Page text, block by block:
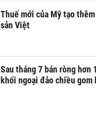
Thuế mới của Mỹ tạo
sản Việt
Sau tháng 7 bán ròng hơn
khối ngoại đảo chiều